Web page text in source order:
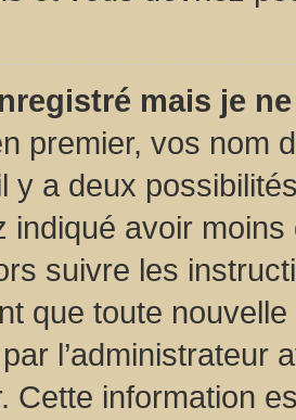
mais je
premier, vos nom
y a deux
indiqué avoir
suivre les
que toute
l’administrateur
Cette information